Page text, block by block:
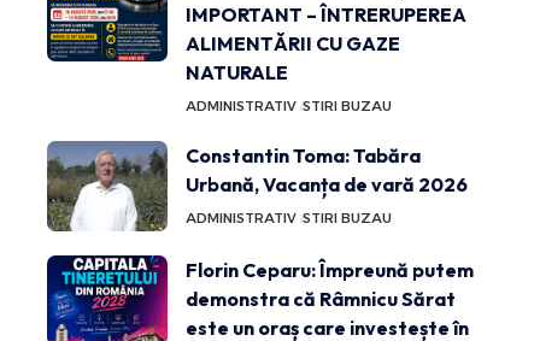
IMPORTANT – ÎNTRERUPEREA
ALIMENTĂRII CU GAZE
NATURALE
ADMINISTRATIV STIRI BUZAU
Constantin Toma: Tabăra
Urbană, Vacanța de vară 2026
ADMINISTRATIV STIRI BUZAU
Florin Ceparu: Împreună putem
demonstra că Râmnicu Sărat
este un oraș care investește în